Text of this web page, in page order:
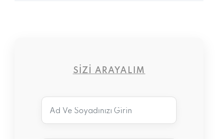
SIZI ARAYALIM